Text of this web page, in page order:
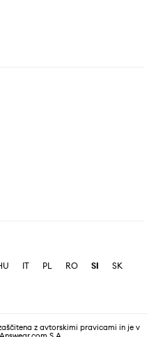
IT PL RO SI
SK
z avtorskimi pravicami in je v